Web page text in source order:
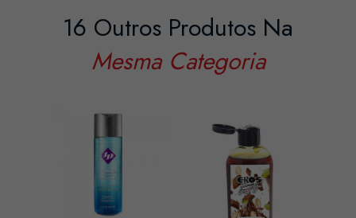
16 Outros Produtos Na
Mesma Categoria